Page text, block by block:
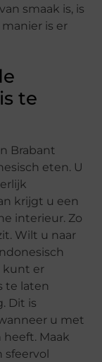
smaak is, is
is er
te
Brabant
eten. U
krijgt u een
interieur. Zo
Wilt u naar
kunt er
te laten
Dit is
u met
Maak
sfeervol